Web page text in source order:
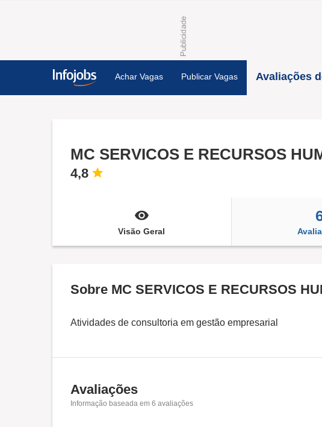
Achar Vagas Publicar Vagas Avaliações
MC SERVICOS E RECURSOS
4,8
Visão Geral
Sobre MC SERVICOS E RECURSOS
Atividades de consultoria em gestão empresarial
Avaliações
Informação baseada em 6 avaliações